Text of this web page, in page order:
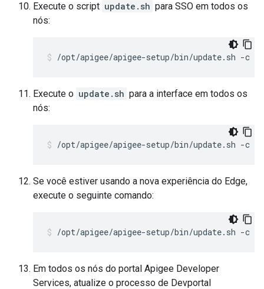
Execute o script update.sh para SSO em todos os
nós:
/opt/apigee/apigee-setup/bin/update.sh -c
Execute o update.sh para a interface em todos os
nós:
/opt/apigee/apigee-setup/bin/update.sh -c
Se você estiver usando a nova experiência do Edge,
execute o seguinte comando:
/opt/apigee/apigee-setup/bin/update.sh -c
Em todos os nós do portal Apigee Developer
Services, atualize o processo de Devportal